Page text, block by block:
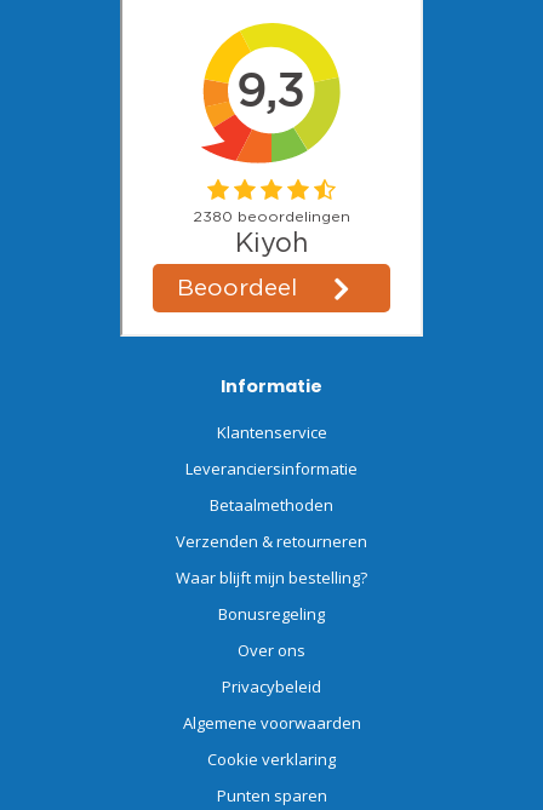
Informatie
Klantenservice
Leveranciersinformatie
Betaalmethoden
Verzenden & retourneren
Waar blijft mijn bestelling?
Bonusregeling
Over ons
Privacybeleid
Algemene voorwaarden
Cookie verklaring
Punten sparen